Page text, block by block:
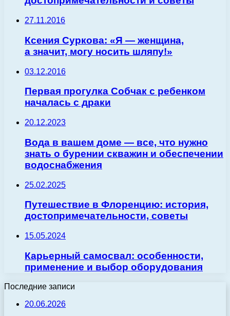
27.11.2016
Ксения Суркова: «Я — женщина,
а значит, могу носить шляпу!»
03.12.2016
Первая прогулка Собчак с ребенком
началась с драки
20.12.2023
Вода в вашем доме — все, что нужно
знать о бурении скважин и обеспечении
водоснабжения
25.02.2025
Путешествие в Флоренцию: история,
достопримечательности, советы
15.05.2024
Карьерный самосвал: особенности,
применение и выбор оборудования
Последние записи
20.06.2026